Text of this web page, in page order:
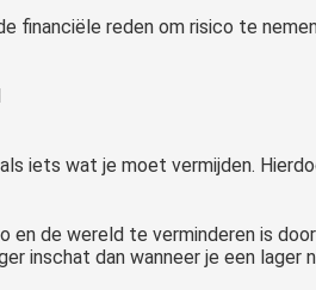
financiële reden om risico te
iets wat je moet vermijden.
en de wereld te verminderen is
inschat dan wanneer je een lager